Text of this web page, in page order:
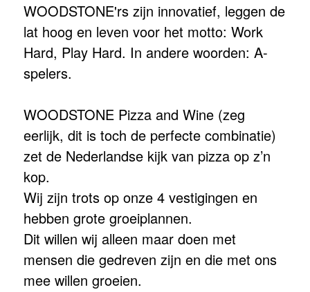
WOODSTONE'rs zijn innovatief, leggen de
lat hoog en leven voor het motto: Work
Hard, Play Hard. In andere woorden: A-
spelers.
WOODSTONE Pizza and Wine (zeg
eerlijk, dit is toch de perfecte combinatie)
zet de Nederlandse kijk van pizza op z’n
kop.
Wij zijn trots op onze 4 vestigingen en
hebben grote groeiplannen.
Dit willen wij alleen maar doen met
mensen die gedreven zijn en die met ons
mee willen groeien.